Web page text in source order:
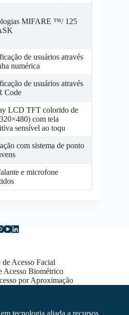
MIFARE ™/ 125
de usuários através
numérica
de usuários através
Code
LCD TFT colorido de
com tela
sensível ao toqu
com sistema de ponto
e microfone
Acesso Facial
Acesso Biométrico
por Aproximação
tecnologia aliada a recursos